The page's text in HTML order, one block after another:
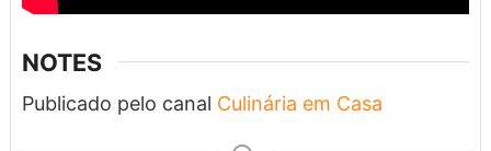
NOTES
Publicado pelo canal Culinária em Casa